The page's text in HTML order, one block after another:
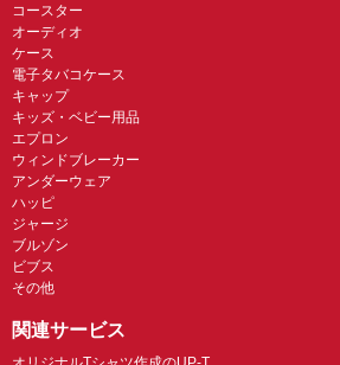
コースター
オーディオ
ケース
電子タバコケース
キャップ
キッズ・ベビー用品
エプロン
ウィンドブレーカー
アンダーウェア
ハッピ
ジャージ
ブルゾン
ビブス
その他
関連サービス